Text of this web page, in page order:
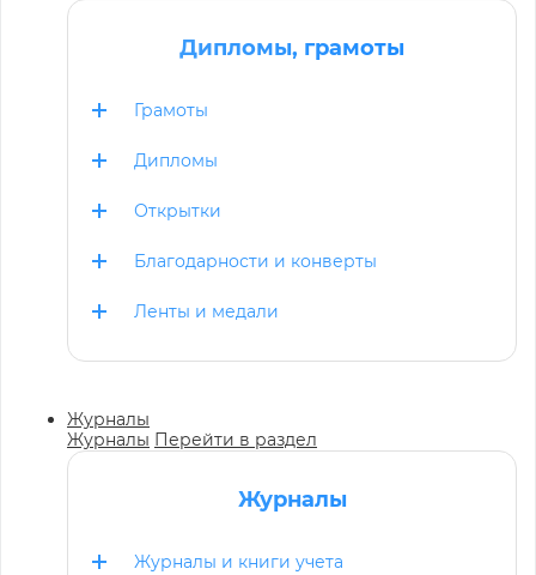
Дипломы, грамоты
Грамоты
Дипломы
Открытки
Благодарности и конверты
Ленты и медали
Журналы
Журналы Перейти в раздел
Журналы
Журналы и книги учета